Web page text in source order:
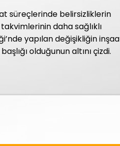
süreçlerinde belirsizliklerin
daha sağlıklı
yapılan değişikliğin
olduğunun altını çizdi.